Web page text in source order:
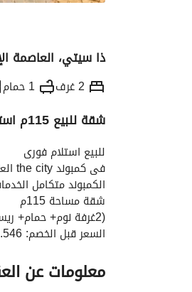
ذا سيتي، العاصمة
2 غرف 1 حمام
التفاصيل
شقة للبيع 115م استلام فورى فى العاصمة الادارية بخصم 50%
للبيع استلام فورى
فى كمبوند the city العاصمة الادارية الجديدة
الكمبوند متكامل
شقة مساحة 115م
(2غرفة نوم+ حمام+ ريسبشن+ تراس+ مطبخ)
السعر قبل الخصم: 6.546. 000
او بمقدم 654 الف وبالتقسيط على 10سنين
للتفاصيل: عرض معلوماتمعلومات عن